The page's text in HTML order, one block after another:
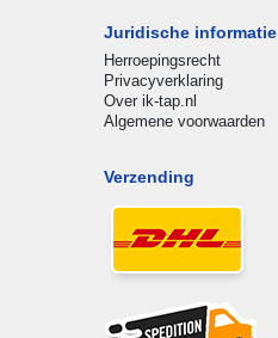
Juridische informatie
Herroepingsrecht
Privacyverklaring
Over ik-tap.nl
Algemene voorwaarden
Verzending